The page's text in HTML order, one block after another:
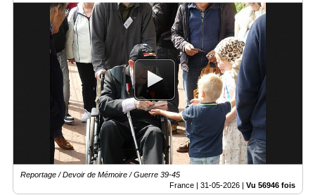
Reportage / Devoir de Mémoire / Guerre 39-45
France | 31-05-2026 Vu 56946 fois